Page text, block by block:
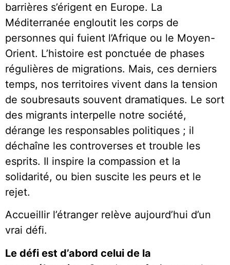
barrières s’érigent en Europe. La
Méditerranée engloutit les corps de
personnes qui fuient l’Afrique ou le Moyen-
Orient. L’histoire est ponctuée de phases
régulières de migrations. Mais, ces derniers
temps, nos territoires vivent dans la tension
de soubresauts souvent dramatiques. Le sort
des migrants interpelle notre société,
dérange les responsables politiques ; il
déchaîne les controverses et trouble les
esprits. Il inspire la compassion et la
solidarité, ou bien suscite les peurs et le
rejet.
Accueillir l’étranger relève aujourd’hui d’un
vrai défi.
Le défi est d’abord celui de la